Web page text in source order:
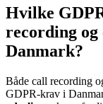
Hvilke
recording og
Danmark?
Både call recording
GDPR-krav i